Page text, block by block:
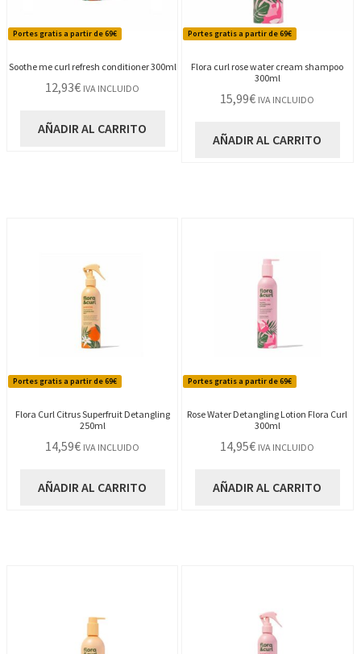
Portes gratis a partir de 69€
Soothe me curl refresh conditioner 300ml
12,93€ IVA INCLUIDO
AÑADIR AL CARRITO
Portes gratis a partir de 69€
Flora curl rose water cream shampoo
300ml
15,99€ IVA INCLUIDO
AÑADIR AL CARRITO
Portes gratis a partir de 69€
Flora Curl Citrus Superfruit Detangling
250ml
14,59€ IVA INCLUIDO
AÑADIR AL CARRITO
Portes gratis a partir de 69€
Rose Water Detangling Lotion Flora Curl
300ml
14,95€ IVA INCLUIDO
AÑADIR AL CARRITO